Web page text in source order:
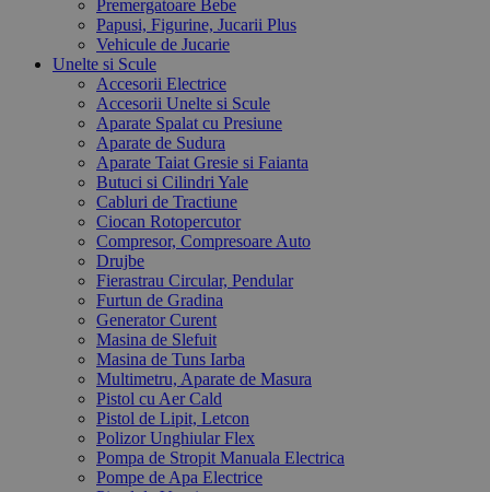
Premergatoare Bebe
Papusi, Figurine, Jucarii Plus
Vehicule de Jucarie
Unelte si Scule
Accesorii Electrice
Accesorii Unelte si Scule
Aparate Spalat cu Presiune
Aparate de Sudura
Aparate Taiat Gresie si Faianta
Butuci si Cilindri Yale
Cabluri de Tractiune
Ciocan Rotopercutor
Compresor, Compresoare Auto
Drujbe
Fierastrau Circular, Pendular
Furtun de Gradina
Generator Curent
Masina de Slefuit
Masina de Tuns Iarba
Multimetru, Aparate de Masura
Pistol cu Aer Cald
Pistol de Lipit, Letcon
Polizor Unghiular Flex
Pompa de Stropit Manuala Electrica
Pompe de Apa Electrice